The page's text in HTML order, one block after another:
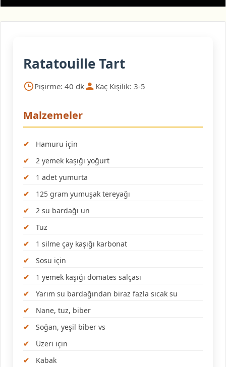
Ratatouille Tart
Pişirme: 40 dk Kaç Kişilik: 3-5
Malzemeler
Hamuru için
2 yemek kaşığı yoğurt
1 adet yumurta
125 gram yumuşak tereyağı
2 su bardağı un
Tuz
1 silme çay kaşığı karbonat
Sosu için
1 yemek kaşığı domates salçası
Yarım su bardağından biraz fazla sıcak su
Nane, tuz, biber
Soğan, yeşil biber vs
Üzeri için
Kabak